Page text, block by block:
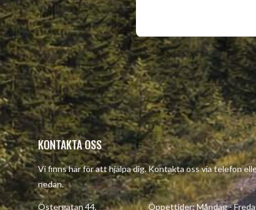
k
e
s
v
a
l
KONTAKTA OSS
Vi finns här för att hjälpa dig. Kontakta oss via telefon
nedan.
Östergatan 44, Öppettider: Måndag - Fredag